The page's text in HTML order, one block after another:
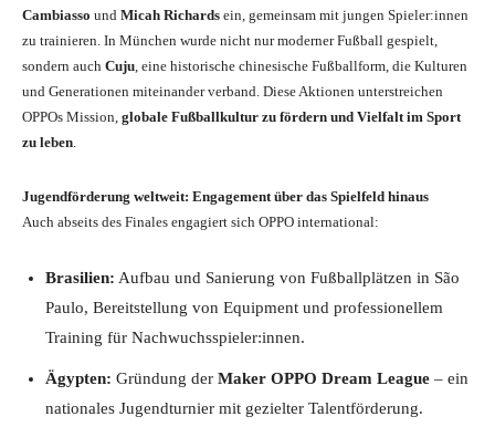
Cambiasso und Micah Richards ein, gemeinsam mit jungen Spieler:innen
zu trainieren. In München wurde nicht nur moderner Fußball gespielt,
sondern auch Cuju , eine historische chinesische Fußballform, die Kulturen
und Generationen miteinander verband. Diese Aktionen unterstreichen
OPPOs Mission, globale Fußballkultur zu fördern und Vielfalt im Sport
zu leben
Jugendförderung weltweit: Engagement über das Spielfeld hinaus
Auch abseits des Finales engagiert sich OPPO international:
Brasilien: Aufbau und Sanierung von Fußballplätzen in São
Paulo, Bereitstellung von Equipment und professionellem
Training für Nachwuchsspieler:innen.
Ägypten: Gründung der Maker OPPO Dream League – ein
nationales Jugendturnier mit gezielter Talentförderung.